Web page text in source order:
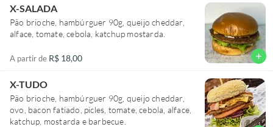
X-SALADA
Pão brioche, hambúrguer 90g, queijo cheddar,
alface, tomate, cebola, katchup mostarda.
A partir de R$ 18,00 add
X-TUDO
Pão brioche, hambúrguer 90g, queijo cheddar,
ovo, bacon fatiado, picles, tomate, cebola, alface,
katchup, mostarda e barbecue.